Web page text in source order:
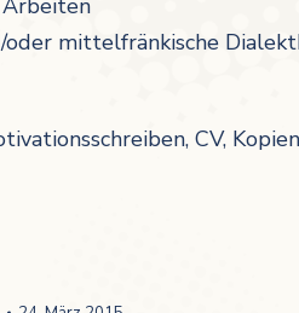
oder mittelfränkische
CV,